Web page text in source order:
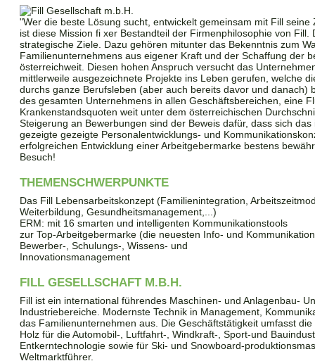
"Wer die beste Lösung sucht, entwickelt gemeinsam mit Fill
ist diese Mission fi xer Bestandteil der Firmenphilosophie von
strategische Ziele. Dazu gehören mitunter das Bekenntnis zum
Familienunternehmens aus eigener Kraft und der Schaffung der
österreichweit. Diesen hohen Anspruch versucht das
mittlerweile ausgezeichnete Projekte ins Leben gerufen, welche
durchs ganze Berufsleben (aber auch bereits davor und danach)
des gesamten Unternehmens in allen Geschäftsbereichen, eine
Krankenstandsquoten weit unter dem österreichischen
Steigerung an Bewerbungen sind der Beweis dafür, dass sich
gezeigte gezeigte Personalentwicklungs- und
erfolgreichen Entwicklung einer Arbeitgebermarke bestens
Besuch!
THEMENSCHWERPUNKTE
Das Fill Lebensarbeitskonzept (Familienintegration,
Weiterbildung, Gesundheitsmanagement,...)
ERM: mit 16 smarten und intelligenten Kommunikationstools
zur Top-Arbeitgebermarke (die neuesten Info- und
Bewerber-, Schulungs-, Wissens- und
Innovationsmanagement
FILL GESELLSCHAFT M.B.H.
Fill ist ein international führendes Maschinen- und Anlagenbau-
Industriebereiche. Modernste Technik in Management,
das Familienunternehmen aus. Die Geschäftstätigkeit umfasst
Holz für die Automobil-, Luftfahrt-, Windkraft-, Sport-und
Entkerntechnologie sowie für Ski- und Snowboard-
Weltmarktführer.